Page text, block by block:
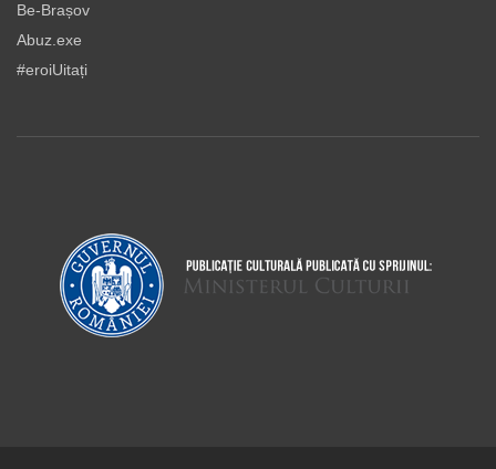
Be-Brașov
Abuz.exe
#eroiUitați